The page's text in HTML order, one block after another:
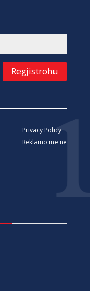
Regjistrohu
Privacy Policy
Reklamo me ne